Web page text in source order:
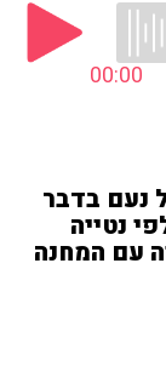
00:00
נעם בדבר
נטייה
עם המחנה